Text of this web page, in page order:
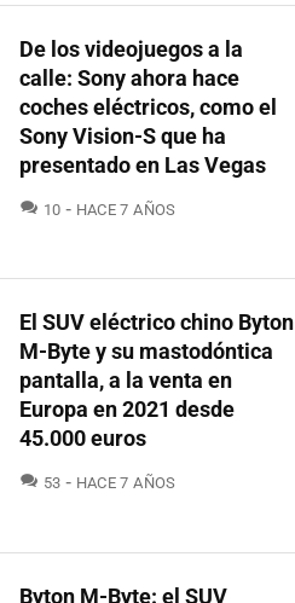
De los videojuegos a la
calle: Sony ahora hace
coches eléctricos, como el
Sony Vision-S que ha
presentado en Las Vegas
10 COMENTARIOS
HACE 7 AÑOS
El SUV eléctrico chino Byton
M-Byte y su mastodóntica
pantalla, a la venta en
Europa en 2021 desde
45.000 euros
53 COMENTARIOS
HACE 7 AÑOS
Byton M-Byte: el SUV